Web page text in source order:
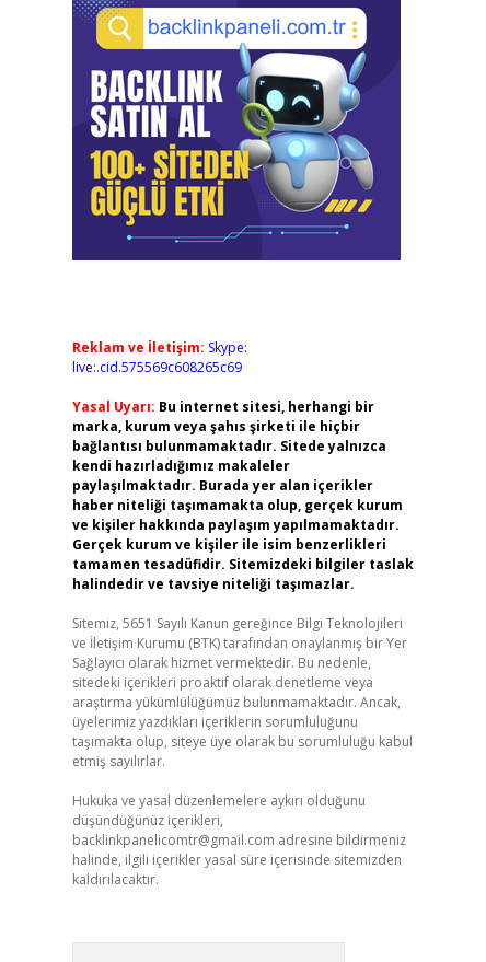
Reklam ve İletişim: Skype:
live:.cid.575569c608265c69
Yasal Uyarı: Bu internet sitesi, herhangi bir
marka, kurum veya şahıs şirketi ile hiçbir
bağlantısı bulunmamaktadır. Sitede yalnızca
kendi hazırladığımız makaleler
paylaşılmaktadır. Burada yer alan içerikler
haber niteliği taşımamakta olup, gerçek kurum
ve kişiler hakkında paylaşım yapılmamaktadır.
Gerçek kurum ve kişiler ile isim benzerlikleri
tamamen tesadüfidir. Sitemizdeki bilgiler taslak
halindedir ve tavsiye niteliği taşımazlar.
Sitemiz, 5651 Sayılı Kanun gereğince Bilgi Teknolojileri
ve İletişim Kurumu (BTK) tarafından onaylanmış bir Yer
Sağlayıcı olarak hizmet vermektedir. Bu nedenle,
sitedeki içerikleri proaktif olarak denetleme veya
araştırma yükümlülüğümüz bulunmamaktadır. Ancak,
üyelerimiz yazdıkları içeriklerin sorumluluğunu
taşımakta olup, siteye üye olarak bu sorumluluğu kabul
etmiş sayılırlar.
Hukuka ve yasal düzenlemelere aykırı olduğunu
düşündüğünüz içerikleri,
backlinkpanelicomtr@gmail.com adresine bildirmeniz
halinde, ilgili içerikler yasal süre içerisinde sitemizden
kaldırılacaktır.